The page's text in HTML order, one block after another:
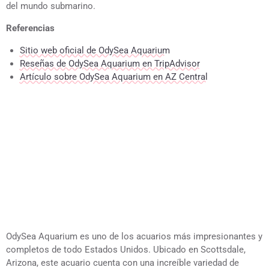
del mundo submarino.
Referencias
Sitio web oficial de OdySea Aquarium
Reseñas de OdySea Aquarium en TripAdvisor
Artículo sobre OdySea Aquarium en AZ Central
OdySea Aquarium es uno de los acuarios más impresionantes y
completos de todo Estados Unidos. Ubicado en Scottsdale,
Arizona, este acuario cuenta con una increíble variedad de